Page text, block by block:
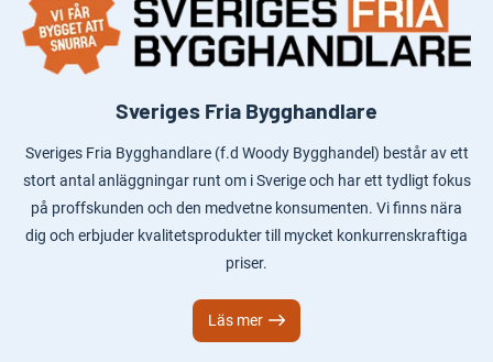
Sveriges Fria Bygghandlare
Sveriges Fria Bygghandlare (f.d Woody Bygghandel) består av ett
stort antal anläggningar runt om i Sverige och har ett tydligt fokus
på proffskunden och den medvetne konsumenten. Vi finns nära
dig och erbjuder kvalitetsprodukter till mycket konkurrenskraftiga
priser.
Läs mer